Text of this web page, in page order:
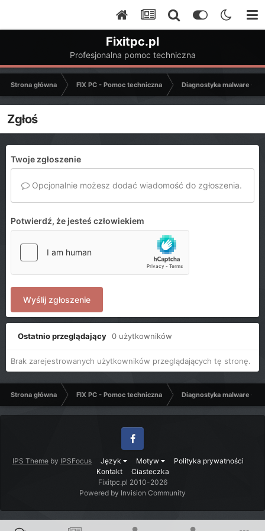
Fixitpc.pl
Profesjonalna pomoc techniczna
Strona główna FIX PC - Pomoc techniczna Diagnostyka malware -
Zgłoś
Twoje zgłoszenie
Opcjonalnie możesz dodać wiadomość do zgłoszenia.
Potwierdź, że jesteś człowiekiem
Wyślij zgłoszenie
Ostatnio przeglądający 0 użytkowników
Brak zarejestrowanych użytkowników przeglądających tę stronę.
Strona główna FIX PC - Pomoc techniczna Diagnostyka malware -
IPS Theme by IPSFocus Język Motyw
Polityka prywatności
Kontakt
Ciasteczka
Facebook
Fixitpc.pl 2010-2026
Powered by Invision Community